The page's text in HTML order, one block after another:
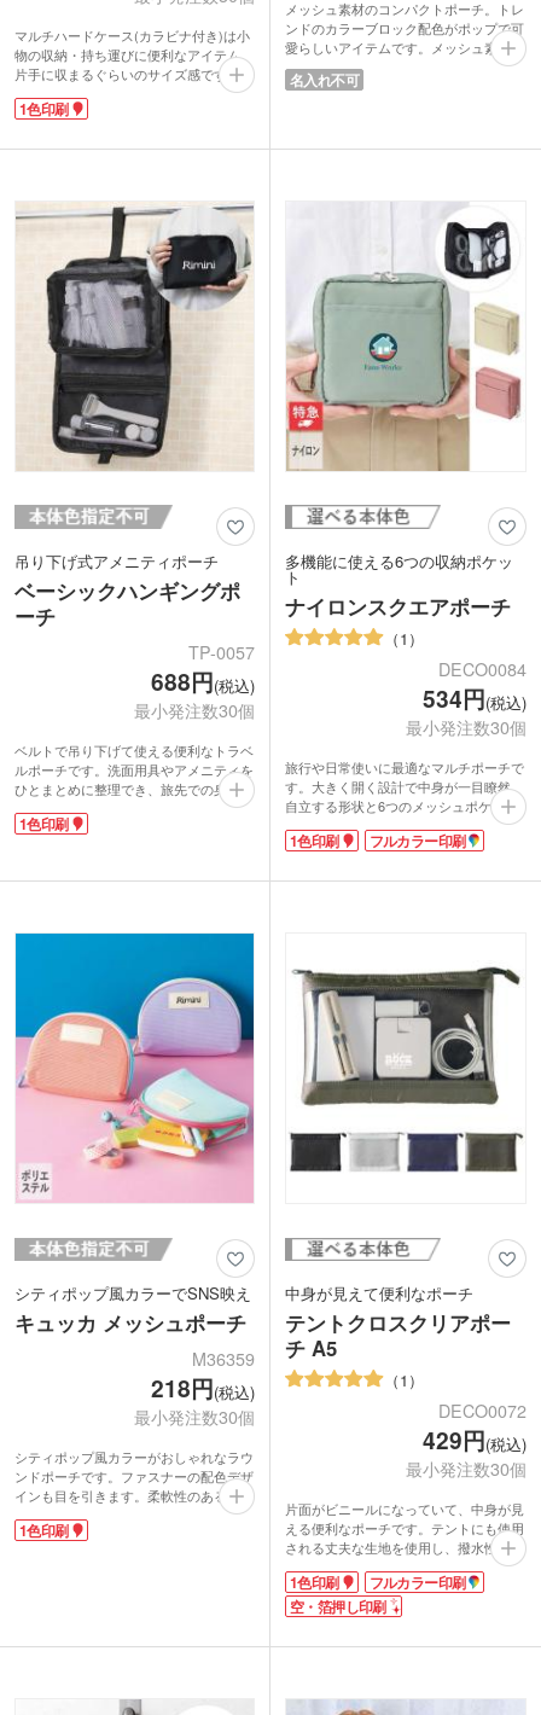
マルチハードケース(カラビナ付き)は小
物の収納・持ち運びに便利なアイテム。
片手に収まるぐらいのサイズ感です。ケ
ースの内側、片面には中身を仕分けるこ
とができるメッシュポケットが付いてい
たり、ピルケースとしても使えますよ。
で、万が一落とした時でも中身を守って
くれます。1色印刷で名入れをして、オ
リジナルのケースを作ってみませんか?
1色印刷
メッシュ素材のコンパクトポーチ。トレ
ンドのカラーブロック配色がポップで可
愛らしいアイテムです。メッシュ素材な
ので中身がひと目で確認でき、取り出し
もスムーズ。リップやヘアゴムなどの細
スで、販促用やイベント景品にもおすす
名入れ不可
吊り下げ式アメニティポーチ
ベーシックハンギングポ
ーチ
TP-0057
688円(税込)
最小発注数30個
ベルトで吊り下げて使える便利なトラベ
ルポーチです。洗面用具やアメニティを
ひとまとめに整理でき、旅先での身支度
がぐっと快適になります。メッシュ素材
で中身が見やすく、必要なものをすぐ取
い分けられます。
1色印刷
多機能に使える6つの収納ポケッ
ト
ナイロンスクエアポーチ
1
DECO0084
534円(税込)
最小発注数30個
旅行や日常使いに最適なマルチポーチで
す。大きく開く設計で中身が一目瞭然、
自立する形状と6つのメッシュポケット
で整理整頓もスムーズ！フロントポケッ
ト付きだからサッと物を収納できて便利
高品質で摩擦に強いナイロン素材を使用
ホテルの特典にいかがでしょうか。
1色印刷 フルカラー印刷
シティポップ風カラーでSNS映え
キュッカ メッシュポーチ
M36359
218円(税込)
最小発注数30個
シティポップ風カラーがおしゃれなラウ
ンドポーチです。ファスナーの配色デザ
インも目を引きます。柔軟性のあるメッ
シュ生地で収納力が高く普段使いしやす
いです。底マチがしっかりしていて自立
を名入れして、コスメショップの購入特
1色印刷
中身が見えて便利なポーチ
テントクロスクリアポー
チ A5
1
DECO0072
429円(税込)
最小発注数30個
片面がビニールになっていて、中身が見
える便利なポーチです。テントにも使用
される丈夫な生地を使用し、撥水性に優
れています。ワイドオープンファスナー
で出し入れをしやすいのもポイント。ユ
ニセックスな色味展開で、渡す相手を選
1色印刷と箔押し、フルカラー印刷に対
ペーンのノベルティにいかがですか。
1色印刷
フルカラー印刷
空・箔押し印刷